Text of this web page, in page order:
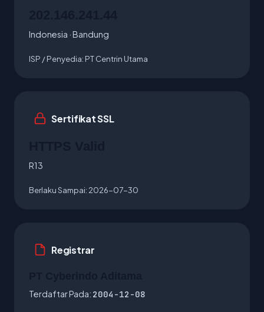
Indonesia · Bandung
ISP / Penyedia: PT Centrin Utama
Sertifikat SSL
R13
Berlaku Sampai: 2026-07-30
Registrar
Terdaftar Pada: 2004-12-08